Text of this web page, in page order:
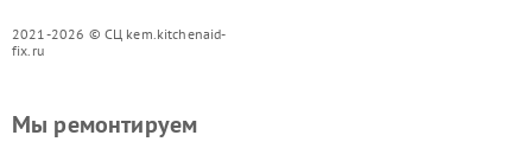
2021-2026 © СЦ kem.kitchenaid-
fix.ru
Мы ремонтируем